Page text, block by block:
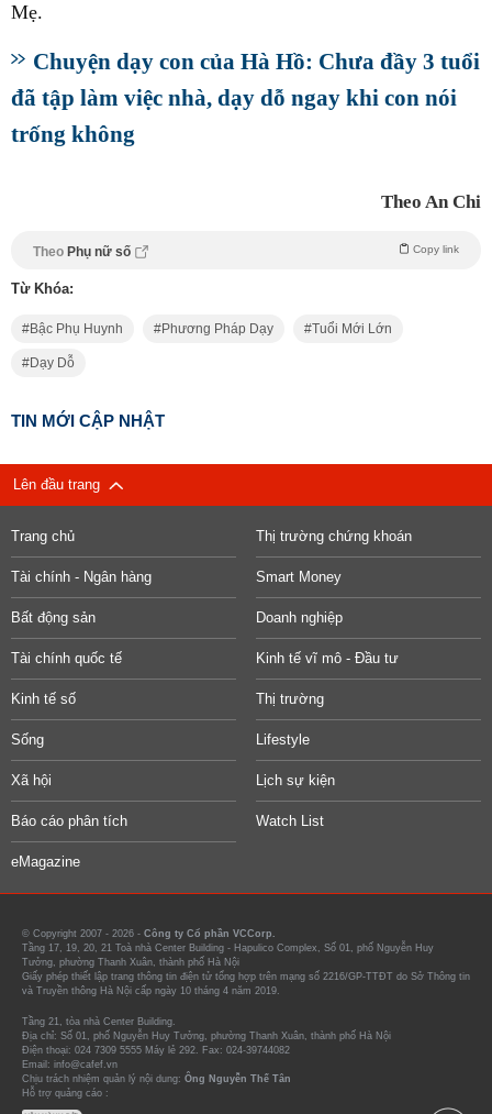
Mẹ.
Chuyện dạy con của Hà Hồ: Chưa đầy 3 tuổi
đã tập làm việc nhà, dạy dỗ ngay khi con nói
trống không
Theo An Chi
Theo Phụ nữ số Copy link
Từ Khóa:
Bậc Phụ Huynh Phương Pháp Dạy Tuổi Mới Lớn
Dạy Dỗ
TIN MỚI CẬP NHẬT
Lên đầu trang
Trang chủ Thị trường chứng khoán
Tài chính - Ngân hàng Smart Money
Bất động sản Doanh nghiệp
Tài chính quốc tế Kinh tế vĩ mô - Đầu tư
Kinh tế số Thị trường
Sống Lifestyle
Xã hội Lịch sự kiện
Báo cáo phân tích Watch List
eMagazine
© Copyright 2007 - 2026 - Công ty Cổ phần VCCorp.
Tầng 17, 19, 20, 21 Toà nhà Center Building - Hapulico Complex, Số 01, phố Nguyễn Huy
Tưởng, phường Thanh Xuân, thành phố Hà Nội
Giấy phép thiết lập trang thông tin điện tử tổng hợp trên mạng số 2216/GP-TTĐT do Sở Thông tin
và Truyền thông Hà Nội cấp ngày 10 tháng 4 năm 2019.
Tầng 21, tòa nhà Center Building.
Địa chỉ: Số 01, phố Nguyễn Huy Tưởng, phường Thanh Xuân, thành phố Hà Nội
Điện thoại: 024 7309 5555 Máy lẻ 292. Fax: 024-39744082
Email: info@cafef.vn
Chịu trách nhiệm quản lý nội dung: Ông Nguyễn Thế Tân
Hỗ trợ quảng cáo :